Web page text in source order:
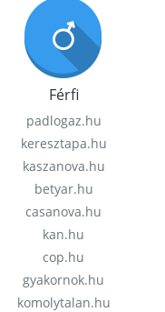
Férfi
padlogaz.hu
keresztapa.hu
kaszanova.hu
betyar.hu
casanova.hu
kan.hu
cop.hu
gyakornok.hu
komolytalan.hu